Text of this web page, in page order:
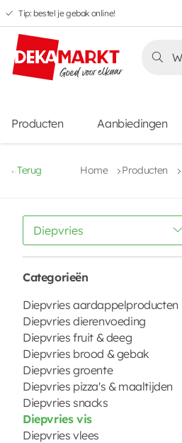
Overslaan
naar
hoofdnavigatie
Overslaan
naar
hoofdinhoud
Overslaan
naar
voettekstinhoud
Overslaan
naar
aanbiedingen
Tip: bestel je gebak online!
Producten Aanbiedingen
Terug Home Producten
Diepvries
Categorieën
Diepvries aardappelproducten
Diepvries dierenvoeding
Diepvries fruit & deeg
Diepvries brood & gebak
Diepvries groente
Diepvries pizza's & maaltijden
Diepvries snacks
Diepvries vis
Diepvries vlees